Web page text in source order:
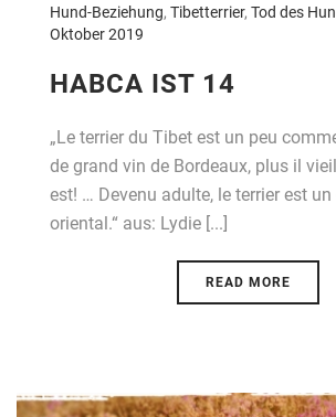
Hund-Beziehung, Tibetterrier, Tod des
Oktober 2019
HABCA IST 14
„Le terrier du Tibet est un peu
de grand vin de Bordeaux, plus il
est! … Devenu adulte, le terrier est
oriental.“ aus: Lydie [...]
READ MORE